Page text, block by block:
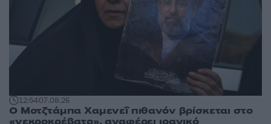
12:5407.08.26
Ο Μοτζτάμπα Χαμενεΐ πιθανόν βρίσκεται στο